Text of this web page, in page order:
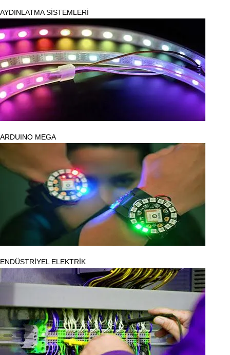
AYDINLATMA SİSTEMLERİ
ARDUINO MEGA
ENDÜSTRİYEL ELEKTRİK